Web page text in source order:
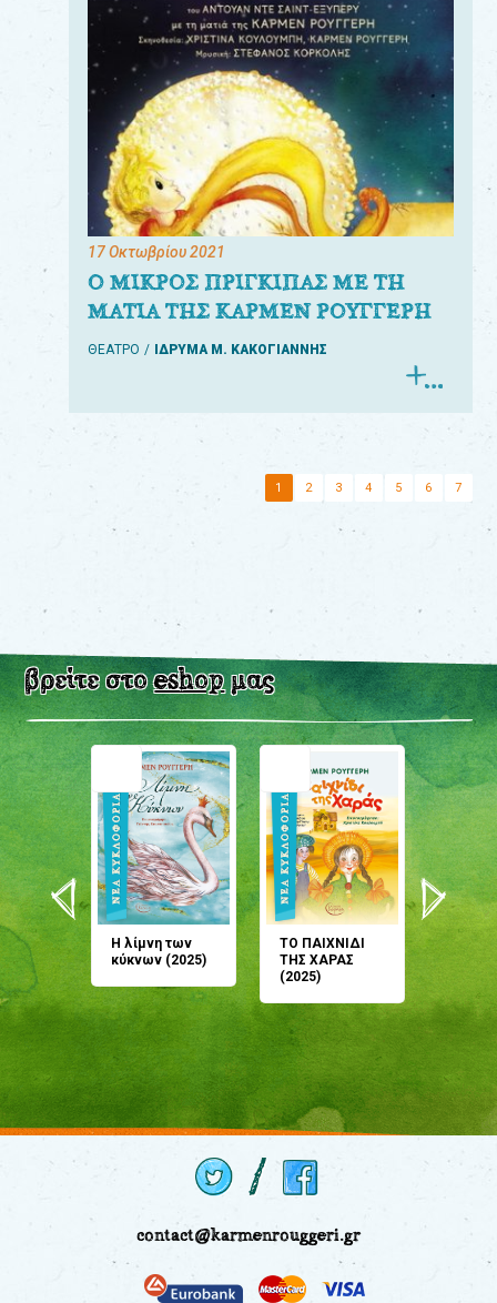
17 Οκτωβρίου 2021
Ο ΜΙΚΡΟΣ ΠΡΙΓΚΙΠΑΣ ΜΕ ΤΗ
ΜΑΤΙΑ ΤΗΣ ΚΑΡΜΕΝ ΡΟΥΓΓΕΡΗ
ΘΕΑΤΡΟ ΙΔΡΥΜΑ Μ. ΚΑΚΟΓΙΑΝΝΗΣ
1 2 3 4 5 6 7
βρείτε στοeshopμας
Η λίμνη των
κύκνων (2025)
ΤΟ ΠΑΙΧΝΙΔΙ
ΤΗΣ ΧΑΡΑΣ
(2025)
μου;
(2024)
contact@karmenrouggeri.gr